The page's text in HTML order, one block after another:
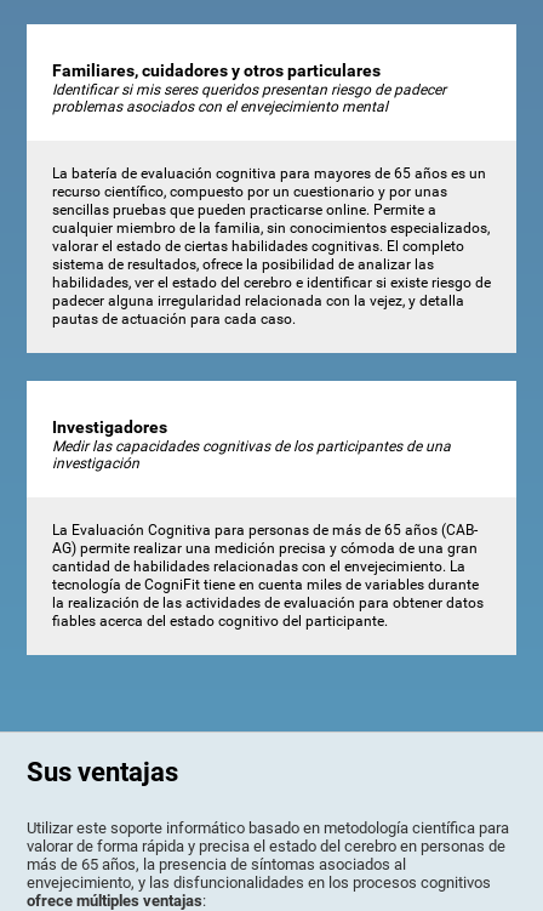
Familiares, cuidadores y otros particulares
Identificar si mis seres queridos presentan riesgo de padecer
problemas asociados con el envejecimiento mental
La batería de evaluación cognitiva para mayores de 65 años es un
recurso científico, compuesto por un cuestionario y por unas
sencillas pruebas que pueden practicarse online. Permite a
cualquier miembro de la familia, sin conocimientos especializados,
valorar el estado de ciertas habilidades cognitivas. El completo
sistema de resultados, ofrece la posibilidad de analizar las
habilidades, ver el estado del cerebro e identificar si existe riesgo de
padecer alguna irregularidad relacionada con la vejez, y detalla
pautas de actuación para cada caso.
Investigadores
Medir las capacidades cognitivas de los participantes de una
investigación
La Evaluación Cognitiva para personas de más de 65 años (CAB-
AG) permite realizar una medición precisa y cómoda de una gran
cantidad de habilidades relacionadas con el envejecimiento. La
tecnología de CogniFit tiene en cuenta miles de variables durante
la realización de las actividades de evaluación para obtener datos
fiables acerca del estado cognitivo del participante.
Sus ventajas
Utilizar este soporte informático basado en metodología científica para
valorar de forma rápida y precisa el estado del cerebro en personas de
más de 65 años, la presencia de síntomas asociados al
envejecimiento, y las disfuncionalidades en los procesos cognitivos
ofrece múltiples ventajas: